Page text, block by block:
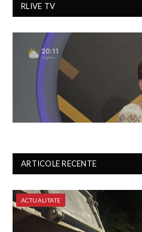
RLIVE TV
ARTICOLE RECENTE
ACTUALITATE